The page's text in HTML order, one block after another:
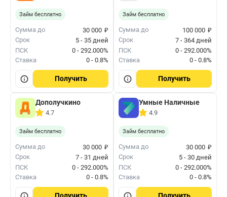
Займ бесплатно
Сумма до 30 000 ₽
Срок
5 - 35 дней
ПСК
0 - 292.000%
Ставка
0 - 0.8%
Получить
Займ бесплатно
Сумма до 100 000 ₽
Срок
7 - 364 дней
ПСК
0 - 292.000%
Ставка
0 - 0.8%
Получить
Дополучкино
4.7
Займ бесплатно
Сумма до 30 000 ₽
Срок
7 - 31 дней
ПСК
0 - 292.000%
Ставка
0 - 0.8%
Умные Наличные
4.9
Займ бесплатно
Сумма до 30 000 ₽
Срок
5 - 30 дней
ПСК
0 - 292.000%
Ставка
0 - 0.8%